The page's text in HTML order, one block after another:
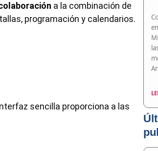
a la combinación de
programación y calendarios.
sencilla proporciona a las